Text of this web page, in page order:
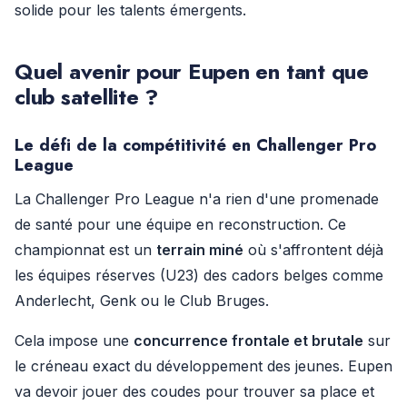
solide pour les talents émergents.
Quel avenir pour Eupen en tant que
club satellite ?
Le défi de la compétitivité en Challenger Pro
League
La Challenger Pro League n'a rien d'une promenade
de santé pour une équipe en reconstruction. Ce
championnat est un terrain miné où s'affrontent déjà
les équipes réserves (U23) des cadors belges comme
Anderlecht, Genk ou le Club Bruges.
Cela impose une concurrence frontale et brutale sur
le créneau exact du développement des jeunes. Eupen
va devoir jouer des coudes pour trouver sa place et